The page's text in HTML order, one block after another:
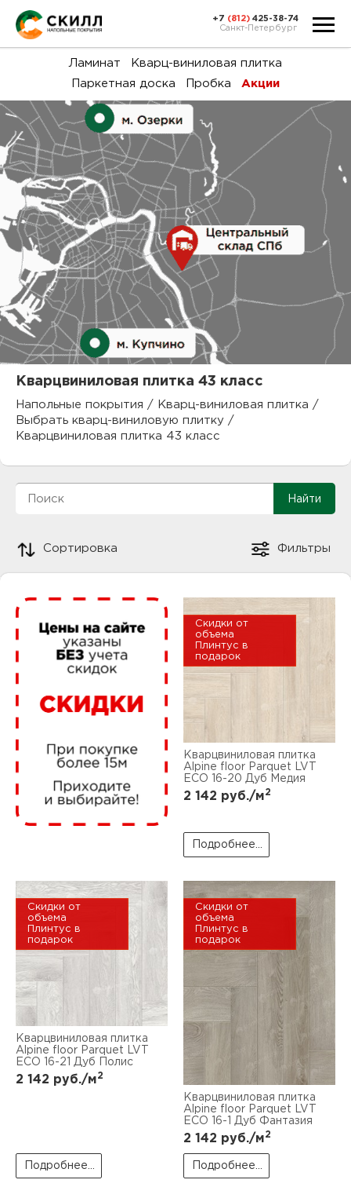
и
+7 (812) 425-38-74
Санкт-Петербург
Ламинат
Кварц-виниловая плитка
Паркетная доска
Пробка Акции
Кварцвиниловая плитка 43 класс
Напольные покрытия / Кварц-виниловая плитка /
Выбрать кварц-виниловую плитку /
Кварцвиниловая плитка 43 класс
Сортировка Фильтры
Скидки от
объема
Плинтус в
подарок
Кварцвиниловая плитка
Alpine floor Parquet LVT
ECO 16-20 Дуб Медия
2 142 руб./м2
Подробнее...
Скидки от
объема
Плинтус в
подарок
Кварцвиниловая плитка
Alpine floor Parquet LVT
ECO 16-21 Дуб Полис
2 142 руб./м2
Подробнее...
Скидки от
объема
Плинтус в
подарок
Кварцвиниловая плитка
Alpine floor Parquet LVT
ЕСО 16-1 Дуб Фантазия
2 142 руб./м2
Подробнее...